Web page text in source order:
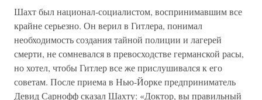
Шахт был национал-социалистом, воспринимавшим все
крайне серьезно. Он верил в Гитлера, понимал
необходимость создания тайной полиции и лагерей
смерти, не сомневался в превосходстве германской расы,
но хотел, чтобы Гитлер все же прислушивался к его
советам. После приема в Нью-Йорке предприниматель
Девид Сарнофф сказал Шахту: «Доктор, вы правильный